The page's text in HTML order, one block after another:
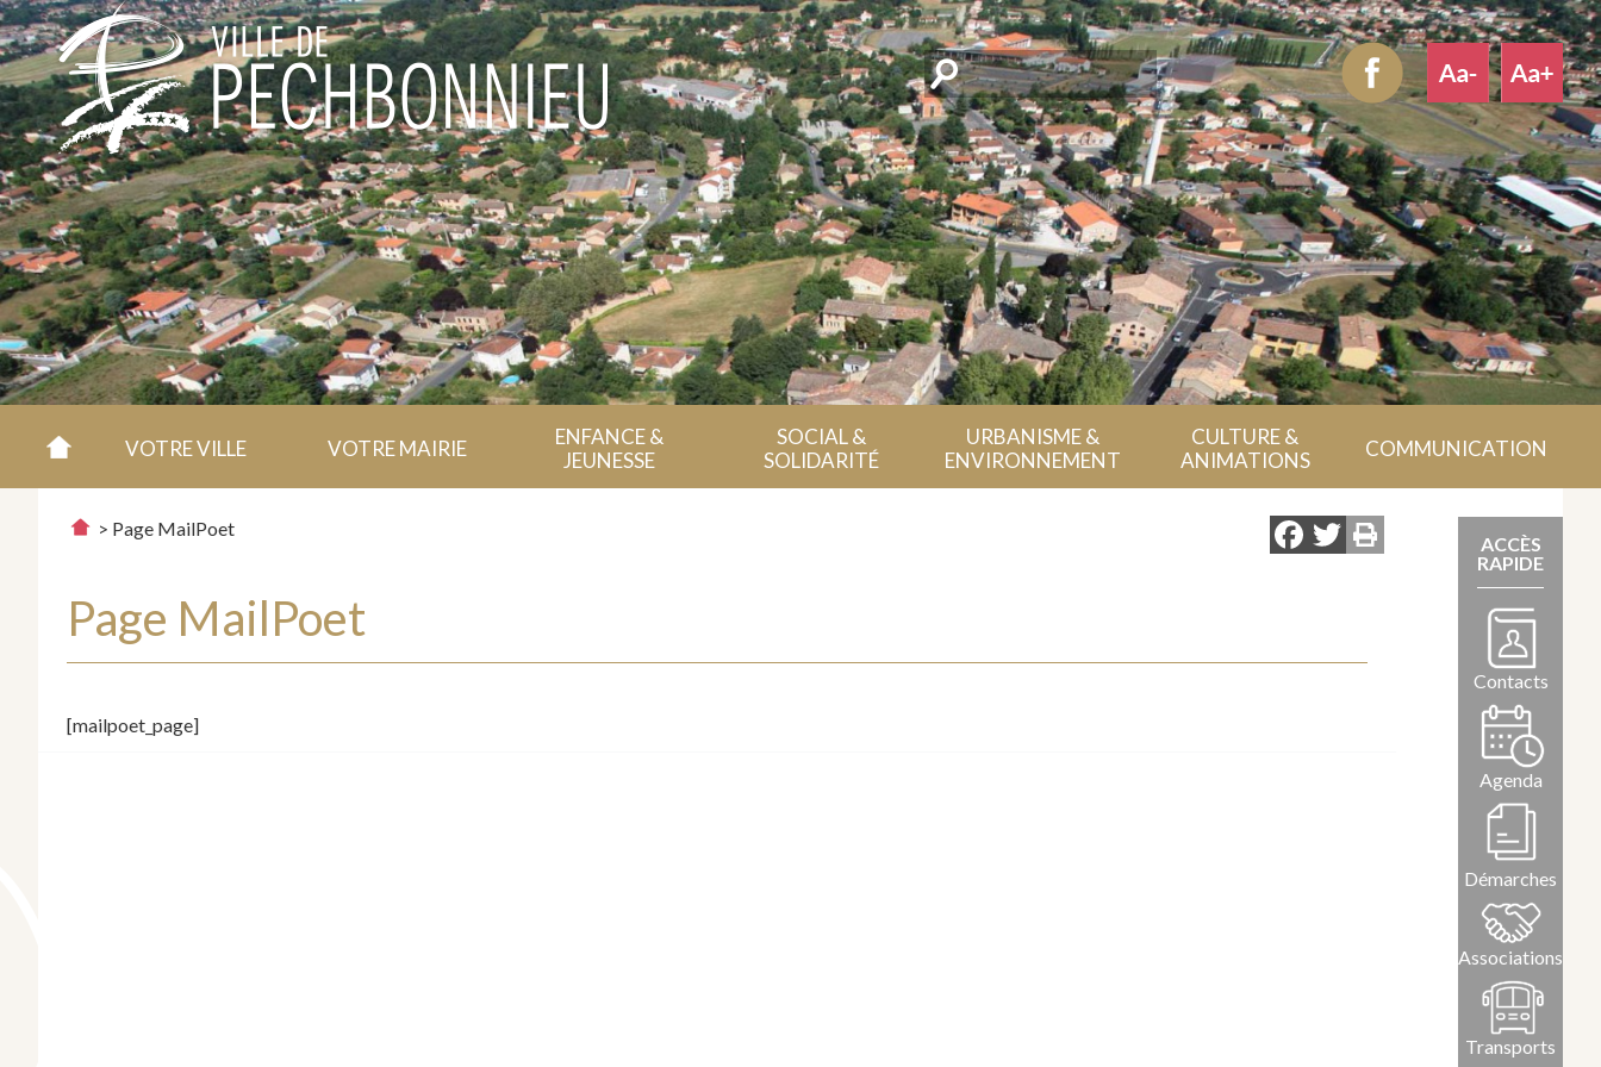
Rechercher
VOTRE VILLE VOTRE MAIRIE
ENFANCE &
JEUNESSE
SOCIAL &
SOLIDARITÉ
URBANISME &
ENVIRONNEMENT
CULTURE &
ANIMATIONS
COMMUNICATION
> Page MailPoet Facebook
Twitter
Page MailPoet
[mailpoet_page]
ACCÈS
RAPIDE
Contacts
Agenda
Démarches
Associations
Transports